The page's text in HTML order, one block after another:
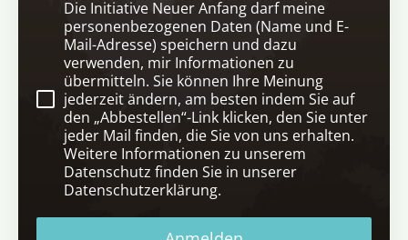
Die Initiative Neuer Anfang darf meine
personenbezogenen Daten (Name und E-
Mail-Adresse) speichern und dazu
verwenden, mir Informationen zu
übermitteln. Sie können Ihre Meinung
jederzeit ändern, am besten indem Sie auf
den „Abbestellen“-Link klicken, den Sie unter
jeder Mail finden, die Sie von uns erhalten.
Weitere Informationen zu unserem
Datenschutz finden Sie in unserer
Datenschutzerklärung.